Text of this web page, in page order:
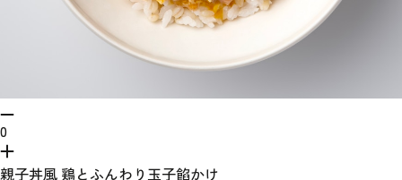
0
親子丼風 鶏とふんわり玉子餡かけ